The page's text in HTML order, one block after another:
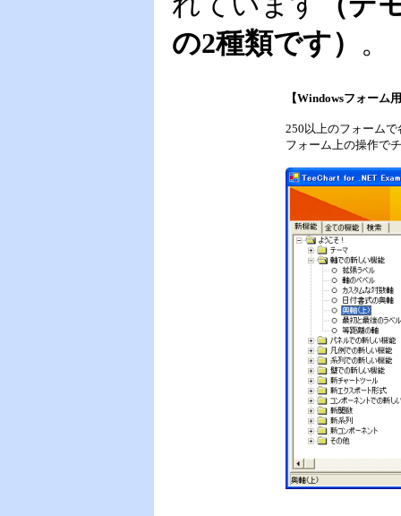
の2種類です） 。
【Windowsフォーム
250以上のフォーム
フォーム上の操作で